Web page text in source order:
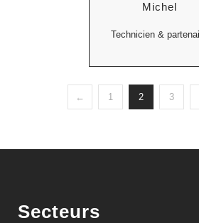
Michel
Technicien &
← 1 2 3
Secteurs